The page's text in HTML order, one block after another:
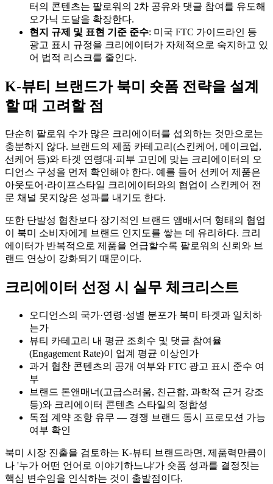
터의 콘텐츠는 팔로워의 2차 공유와 댓글 참여를 유도해
오가닉 도달을 확장한다.
현지 규제 및 표현 기준 준수: 미국 FTC 가이드라인 등
광고 표시 규정을 크리에이터가 자체적으로 숙지하고 있
어 법적 리스크를 줄인다.
K-뷰티 브랜드가 북미 숏폼 전략을 설계
할 때 고려할 점
단순히 팔로워 수가 많은 크리에이터를 섭외하는 것만으로는
충분하지 않다. 브랜드의 제품 카테고리(스킨케어, 메이크업,
선케어 등)와 타겟 연령대·피부 고민에 맞는 크리에이터의 오
디언스 구성을 먼저 확인해야 한다. 예를 들어 선케어 제품은
아웃도어·라이프스타일 크리에이터와의 협업이 스킨케어 전
문 채널 못지않은 성과를 내기도 한다.
또한 단발성 협찬보다 장기적인 브랜드 앰배서더 형태의 협업
이 북미 소비자에게 브랜드 인지도를 쌓는 데 유리하다. 크리
에이터가 반복적으로 제품을 언급할수록 팔로워의 신뢰와 브
랜드 연상이 강화되기 때문이다.
크리에이터 선정 시 실무 체크리스트
오디언스의 국가·연령·성별 분포가 북미 타겟과 일치하
는가
뷰티 카테고리 내 평균 조회수 및 댓글 참여율
(Engagement Rate)이 업계 평균 이상인가
과거 협찬 콘텐츠의 공개 여부와 FTC 광고 표시 준수 여
부
브랜드 톤앤매너(고급스러움, 친근함, 과학적 근거 강조
등)와 크리에이터 콘텐츠 스타일의 정합성
독점 계약 조항 유무 — 경쟁 브랜드 동시 프로모션 가능
여부 확인
북미 시장 진출을 검토하는 K-뷰티 브랜드라면, 제품력만큼이
나 '누가 어떤 언어로 이야기하느냐'가 숏폼 성과를 결정짓는
핵심 변수임을 인식하는 것이 출발점이다.